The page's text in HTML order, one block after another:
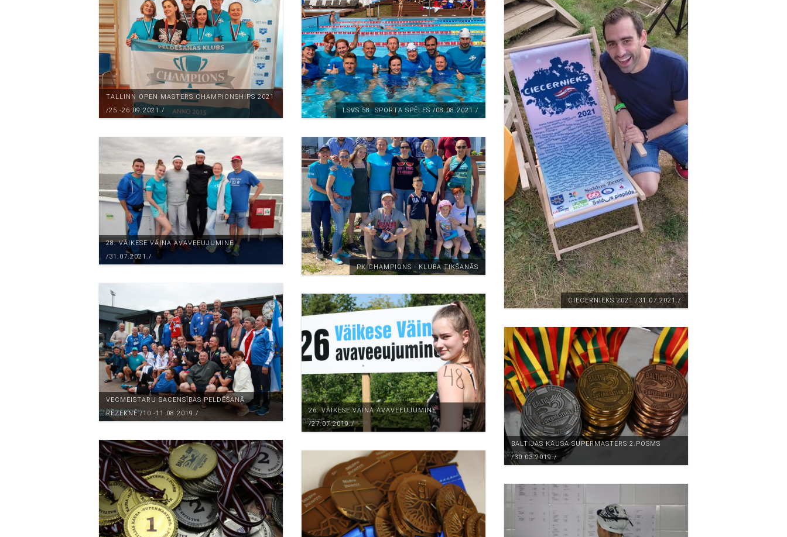
TALLINN OPEN MASTERS CHAMPIONSHIPS 2021
/25.-26.09.2021./
LSVS 58. SPORTA SPĒLES /08.08.2021./
CIECERNIEKS 2021 /31.07.2021./
28. VÄIKESE VÄINA AVAVEEUJUMINE
/31.07.2021./
PK CHAMPIONS - KLUBA TIKŠANĀS
VECMEISTARU SACENSĪBAS PELDĒŠANĀ
RĒZEKNĒ /10.-11.08.2019./
26. VÄIKESE VÄINA AVAVEEUJUMINE
/27.07.2019./
BALTIJAS KAUSA SUPERMASTERS 2.POSMS
/30.03.2019./